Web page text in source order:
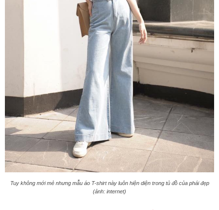
Tuy không mới mẻ nhưng mẫu áo T-shirt này luôn hiện diện trong tủ đồ của phái đẹp
(ảnh: internet)